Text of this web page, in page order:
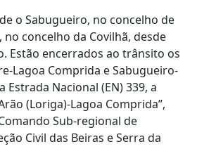
o Sabugueiro, no concelho de
no concelho da Covilhã, desde
Estão encerrados ao trânsito os
Lagoa Comprida e Sabugueiro-
Estrada Nacional (EN) 339, a
(Loriga)-Lagoa Comprida”,
Sub-regional de
Civil das Beiras e Serra da